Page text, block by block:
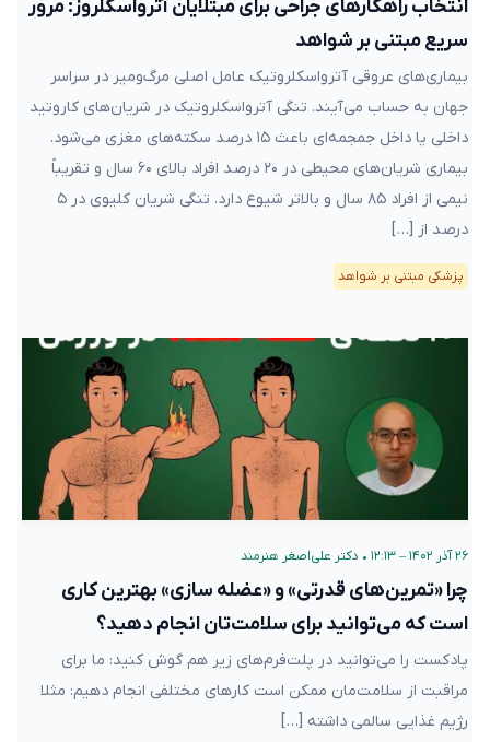
انتخاب راهکارهای جراحی برای مبتلایان آترواسکلروز: مرور
سریع مبتنی بر شواهد
بیماری‌های عروقی آترواسکلروتیک عامل اصلی مرگ‌و‌میر در سراسر
جهان به حساب می‌آیند. تنگی آترواسکلروتیک در شریان‌های کاروتید
داخلی یا داخل جمجمه‌ای باعث ۱۵ درصد سکته‌های مغزی می‌شود.
بیماری شریان‌های محیطی در ۲۰ درصد افراد بالای ۶۰ سال و تقریباً
نیمی از افراد ۸۵ سال و بالاتر شیوع دارد. تنگی شریان کلیوی در ۵
درصد از […]
پزشکی مبتنی بر شواهد
۲۶ آذر ۱۴۰۲ – ۱۲:۱۳ • دکتر علی‌اصغر هنرمند
چرا «تمرین‌های قدرتی» و «عضله سازی» بهترین کاری
است که می‌توانید برای سلامت‌تان انجام دهید؟
پادکست را می‌توانید در پلت‌فرم‌های زیر هم گوش کنید: ما برای
مراقبت از سلامت‌مان ممکن است کارهای مختلفی انجام دهیم: مثلا
رژیم غذایی سالمی داشته […]